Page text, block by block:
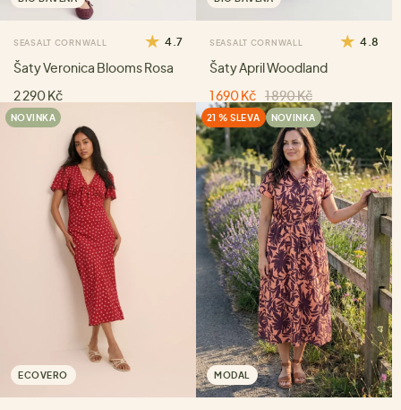
SEASALT CORNWALL 4.7
Šaty Veronica Blooms Rosa
2 290 Kč
SEASALT CORNWALL 4.8
Šaty April Woodland
1 690 Kč 1 890 Kč
NOVINKA
ECOVERO
21 % SLEVA NOVINKA
MODAL